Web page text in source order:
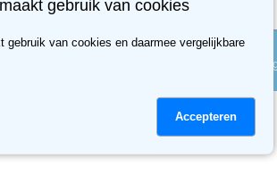
Cookie
gebruik van cookies
gebruik van cookies en daarmee vergelijkbare
Accepteren